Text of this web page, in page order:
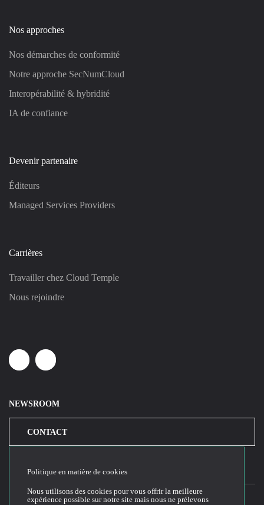
Nos approches
Nos démarches de conformité
Notre approche SecNumCloud
Interopérabilité & hybridité
IA de confiance
Devenir partenaire
Éditeurs
Managed Services Providers
Carrières
Travailler chez Cloud Temple
Nous rejoindre
LinkedinYoutube
NEWSROOM
CONTACT
Politique en matière de cookies
Nous utilisons des cookies pour vous offrir la meilleure
expérience possible sur notre site mais nous ne prélevons